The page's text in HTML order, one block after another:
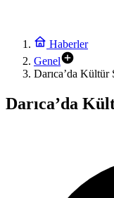
Haberler
Genel
Darıca’da Kültür
Darıca’da